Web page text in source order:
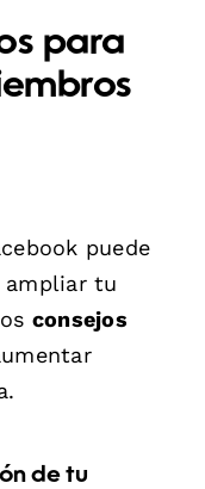
para
puede
tu
consejos
de tu